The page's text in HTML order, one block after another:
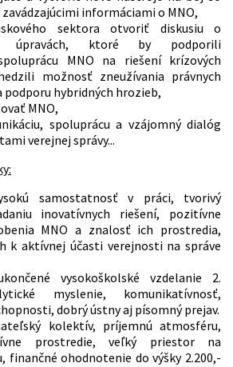
informáciami o MNO,
sektora otvoriť diskusiu o
úpravách, ktoré by podporili
MNO na riešení krízových
možnosť zneužívania právnych
podporu hybridných hrozieb,
MNO,
spoluprácu a vzájomný dialóg
verejnej správy...
samostatnosť v práci, tvorivý
inovatívnych riešení, pozitívne
MNO a znalosť ich prostredia,
k aktívnej účasti verejnosti na správe
vysokoškolské vzdelanie 2.
myslenie, komunikatívnosť,
dobrý ústny aj písomný prejav.
kolektív, príjemnú atmosféru,
prostredie, veľký priestor na
finančné ohodnotenie do výšky 2.200,-